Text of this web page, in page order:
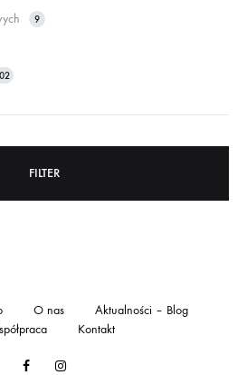
9
FILTER
FacebookInstagram
O nas
Aktualności – Blog
Kontakt